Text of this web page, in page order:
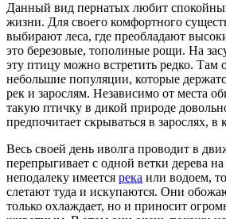
Данный вид пернатых любит
жизни. Для своего комфортного
выбирают леса, где преобладают
это березовые, тополиные рощи. На
эту птицу можно встретить редко. Там
небольшие популяции, которые
рек и зарослям. Независимо от места
такую птичку в дикой природе
предпочитает скрываться в зарослях, в
Весь своей день иволга проводит в
перепрыгивает с одной ветки дерева
неподалеку имеется река или водоем,
слетают туда и искупаются. Они
только охлаждает, но и приносит